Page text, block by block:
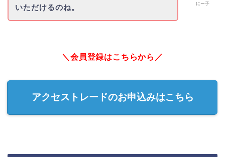
にー子
いただけるのね。
＼会員登録はこちらから／
アクセストレードのお申込みはこちら